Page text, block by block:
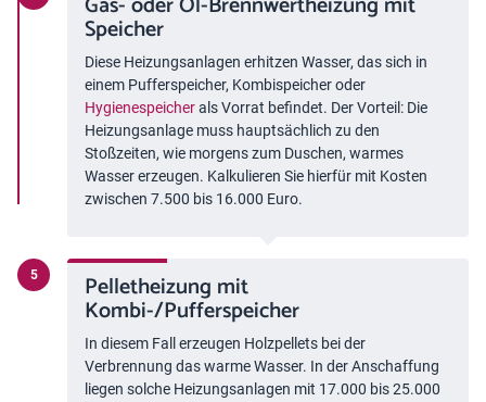
Speicher
Diese Heizungsanlagen erhitzen Wasser, das sich in
einem Pufferspeicher, Kombispeicher oder
Hygienespeicherals Vorrat befindet. Der Vorteil: Die
Heizungsanlage muss hauptsächlich zu den
Stoßzeiten, wie morgens zum Duschen, warmes
Wasser erzeugen. Kalkulieren Sie hierfür mit Kosten
zwischen 7.500 bis 16.000 Euro.
Pelletheizung mit
Kombi-/Pufferspeicher
In diesem Fall erzeugen Holzpellets bei der
Verbrennung das warme Wasser. In der Anschaffung
liegen solche Heizungsanlagen mit 17.000 bis 25.000